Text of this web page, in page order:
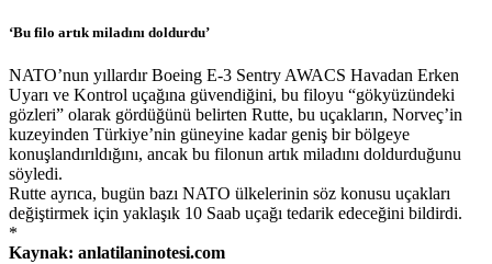
‘Bu filo artık miladını doldurdu’
NATO’nun yıllardır Boeing E-3 Sentry AWACS Havadan Erken
Uyarı ve Kontrol uçağına güvendiğini, bu filoyu “gökyüzündeki
gözleri” olarak gördüğünü belirten Rutte, bu uçakların, Norveç’in
kuzeyinden Türkiye’nin güneyine kadar geniş bir bölgeye
konuşlandırıldığını, ancak bu filonun artık miladını doldurduğunu
söyledi.
Rutte ayrıca, bugün bazı NATO ülkelerinin söz konusu uçakları
değiştirmek için yaklaşık 10 Saab uçağı tedarik edeceğini bildirdi.
*
Kaynak: anlatilaninotesi.com